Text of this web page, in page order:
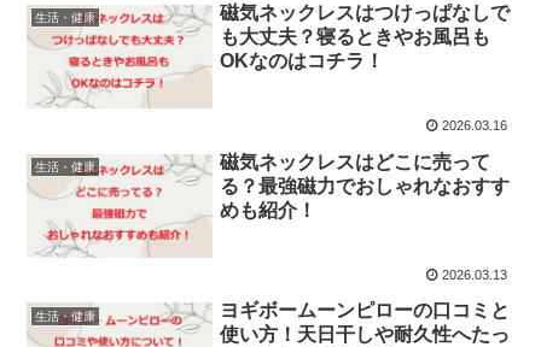
生活・健康
磁気ネックレスはつけっぱなしで
も大丈夫？寝るときやお風呂も
OKなのはコチラ！
2026.03.16
生活・健康
磁気ネックレスはどこに売って
る？最強磁力でおしゃれなおすす
めも紹介！
2026.03.13
生活・健康
ヨギボームーンピローの口コミと
使い方！天日干しや耐久性へたっ